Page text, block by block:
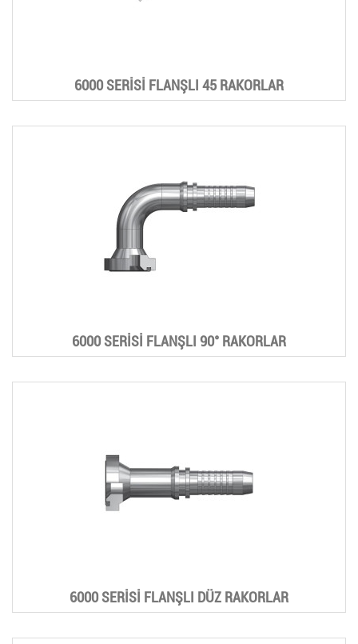
6000 SERİSİ FLANŞLI 45 RAKORLAR
6000 SERİSİ FLANŞLI 90° RAKORLAR
6000 SERİSİ FLANŞLI DÜZ RAKORLAR